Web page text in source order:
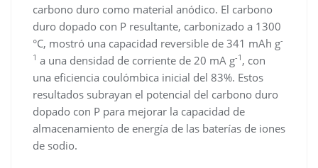
carbono duro como material anódico. El carbono
duro dopado con P resultante, carbonizado a 1300
°C, mostró una capacidad reversible de 341 mAh g-
1 a una densidad de corriente de 20 mA g-1 , con
una eficiencia coulómbica inicial del 83%. Estos
resultados subrayan el potencial del carbono duro
dopado con P para mejorar la capacidad de
almacenamiento de energía de las baterías de iones
de sodio.